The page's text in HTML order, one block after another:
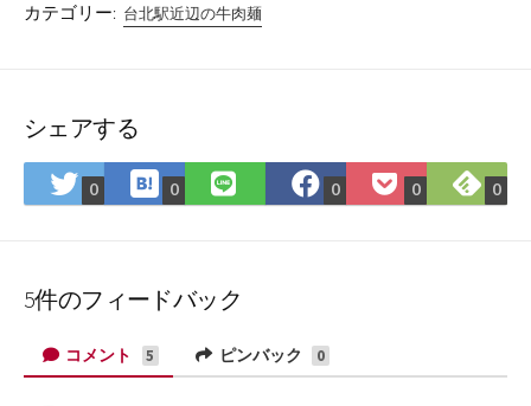
カテゴリー: 台北駅近辺の牛肉麺
シェアする
Twitter
で
ア
0 は
て
ッ
ク
マ
ー
0
LINE
で
ア
Facebook
で
0
Pocket
に
0
で
0
5件のフィードバック
コメント 5 ピンバック 0